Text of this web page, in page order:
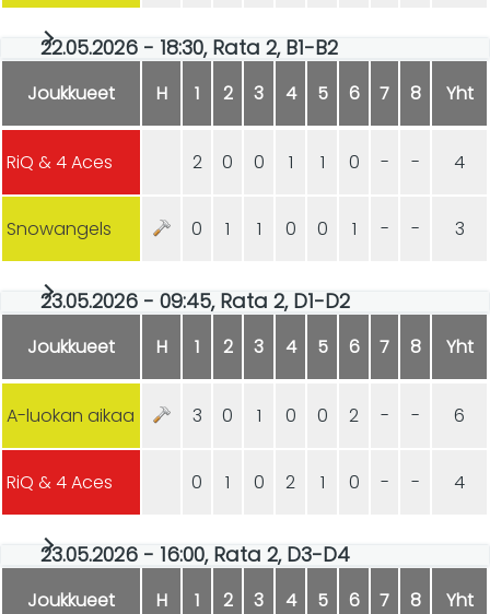
22.05.2026 - 18:30, Rata 2, B1-B2
Joukkueet H 1 2 3 4 5 6 7 8 Yht
RiQ & 4 Aces 2 0 0 1 1 0 - - 4
Snowangels 0 1 1 0 0 1 - - 3
23.05.2026 - 09:45, Rata 2, D1-D2
Joukkueet H 1 2 3 4 5 6 7 8 Yht
A-luokan aikaa 3 0 1 0 0 2 - - 6
RiQ & 4 Aces 0 1 0 2 1 0 - - 4
23.05.2026 - 16:00, Rata 2, D3-D4
Joukkueet H 1 2 3 4 5 6 7 8 Yht